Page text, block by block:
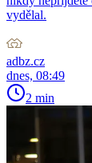
vydělal.
adbz.cz
dnes, 08:49
2 min